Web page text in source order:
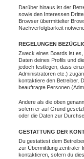
Darüber hinaus ist der
sowie den Interessen
Browser übermittelter
Nachverfolgbarkeit
REGELUNGEN
Zweck eines Boards ist
Daten deines Profils und
jedoch festlegen, dass
Administratoren etc.)
kontaktiere den Betreiber.
beauftragte Personen
Andere als die oben
sofern er auf Grund
oder die Daten zur
GESTATTUNG DER
Du gestattest dem
zur Übermittlung zentraler
kontaktieren, sofern du